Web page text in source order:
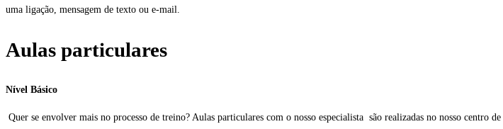
uma ligação, mensagem de texto ou e-mail.
Aulas particulares
Nível Básico
Quer se envolver mais no processo de treino? Aulas particulares com o nosso especialista são realizadas no nosso centro